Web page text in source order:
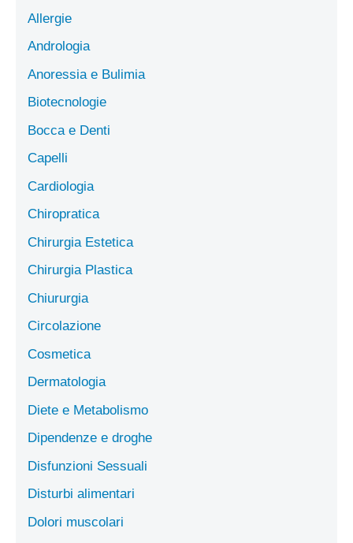
Allergie
Andrologia
Anoressia e Bulimia
Biotecnologie
Bocca e Denti
Capelli
Cardiologia
Chiropratica
Chirurgia Estetica
Chirurgia Plastica
Chiururgia
Circolazione
Cosmetica
Dermatologia
Diete e Metabolismo
Dipendenze e droghe
Disfunzioni Sessuali
Disturbi alimentari
Dolori muscolari